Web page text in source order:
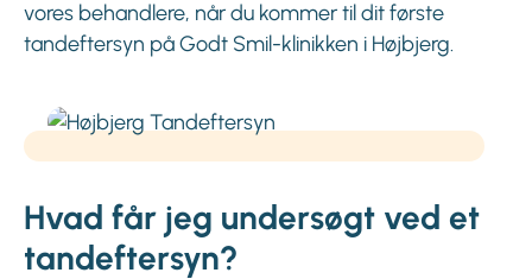
vores behandlere, når du kommer til dit første
tandeftersyn på Godt Smil-klinikken i Højbjerg.
Hvad får jeg undersøgt ved et
tandeftersyn?